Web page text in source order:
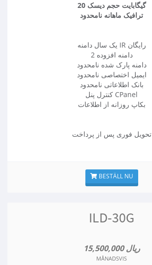
20 گیگابایت حجم دیسک
ترافیک ماهانه نامحدود
یک سال دامنه IR رایگان
2 دامنه افزوده
دامنه پارک شده نامحدود
ایمیل اختصاصی نامحدود
بانک اطلاعاتی نامحدود
کنترل پنل CPanel
بکاپ روزانه از اطلاعات
تحویل فوری پس از پرداخت
BESTÄLL NU
ILD-30G
15,500,000 ریال
MÅNADSVIS